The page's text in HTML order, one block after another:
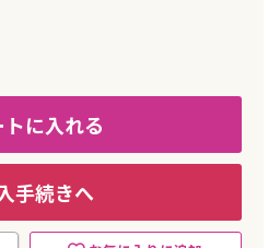
トに入れる
手続きへ